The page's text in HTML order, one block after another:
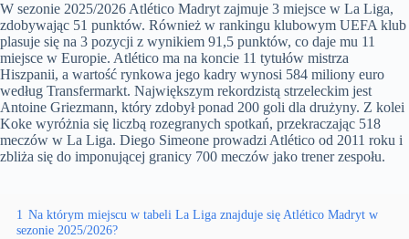
W sezonie 2025/2026 Atlético Madryt zajmuje 3 miejsce w La Liga,
zdobywając 51 punktów. Również w rankingu klubowym UEFA klub
plasuje się na 3 pozycji z wynikiem 91,5 punktów, co daje mu 11
miejsce w Europie. Atlético ma na koncie 11 tytułów mistrza
Hiszpanii, a wartość rynkowa jego kadry wynosi 584 miliony euro
według Transfermarkt. Największym rekordzistą strzeleckim jest
Antoine Griezmann, który zdobył ponad 200 goli dla drużyny. Z kolei
Koke wyróżnia się liczbą rozegranych spotkań, przekraczając 518
meczów w La Liga. Diego Simeone prowadzi Atlético od 2011 roku i
zbliża się do imponującej granicy 700 meczów jako trener zespołu.
1 Na którym miejscu w tabeli La Liga znajduje się Atlético Madryt w
sezonie 2025/2026?